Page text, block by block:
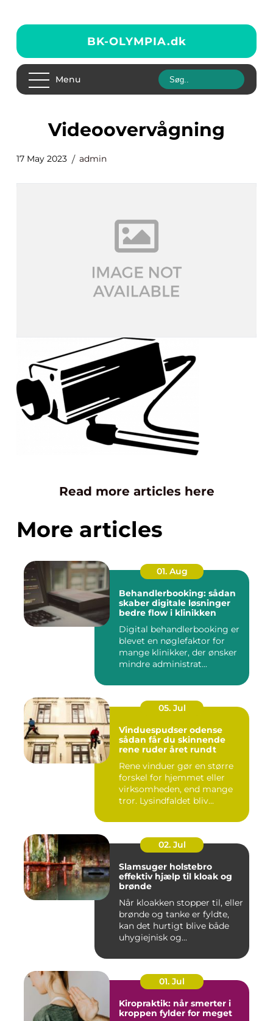
BK-OLYMPIA.dk
Menu
videoovervågning
17 May 2023 admin
Read more articles here
More articles
01. Aug
Behandlerbooking: sådan
skaber digitale løsninger
bedre flow i klinikken
Digital behandlerbooking er
blevet en nøglefaktor for
mange klinikker, der ønsker
mindre administrat...
05. Jul
Vinduespudser odense
sådan får du skinnende
rene ruder året rundt
Rene vinduer gør en større
forskel for hjemmet eller
virksomheden, end mange
tror. Lysindfaldet bliv...
02. Jul
Slamsuger holstebro
effektiv hjælp til kloak og
brønde
Når kloakken stopper til, eller
brønde og tanke er fyldte,
kan det hurtigt blive både
uhygiejnisk og...
01. Jul
Kiropraktik: når smerter i
kroppen fylder for meget